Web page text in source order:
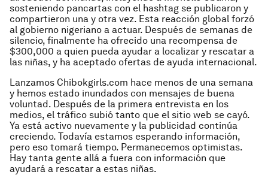
sosteniendo pancartas con el hashtag se publicaron y
compartieron una y otra vez. Esta reacción global forzó
al gobierno nigeriano a actuar. Después de semanas de
silencio, finalmente ha ofrecido una recompensa de
$300,000 a quien pueda ayudar a localizar y rescatar a
las niñas, y ha aceptado ofertas de ayuda internacional.
Lanzamos Chibokgirls.com hace menos de una semana
y hemos estado inundados con mensajes de buena
voluntad. Después de la primera entrevista en los
medios, el tráfico subió tanto que el sitio web se cayó.
Ya está activo nuevamente y la publicidad continúa
creciendo. Todavía estamos esperando información,
pero eso tomará tiempo. Permanecemos optimistas.
Hay tanta gente allá a fuera con información que
ayudará a rescatar a estas niñas.